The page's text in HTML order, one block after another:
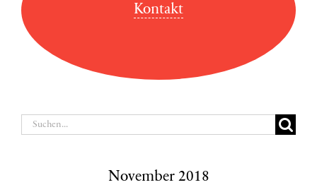
Kontakt
Suche
November 2018